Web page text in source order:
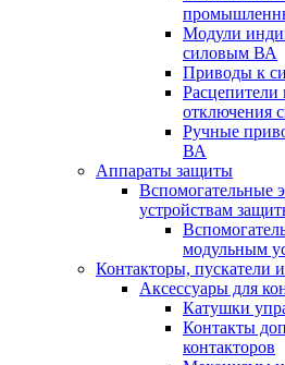
Модули
силовым ВА
Приводы к
Расцепители
отключения
Ручные
ВА
Аппараты защиты
Вспомогательные
устройствам
модульным
Контакторы, пускатели
Аксессуары для
Катушки
Контакты
контакторов